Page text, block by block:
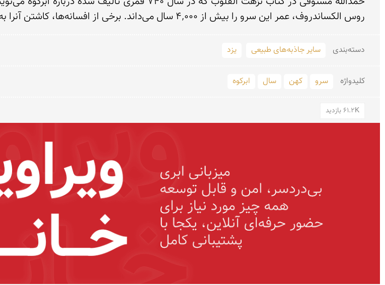
روس الکساندروف، عمر این سرو را بیش از ۴٬۰۰۰ سال می‌داند. برخی از افسانه‌ها، کاشتن آنرا به زرتشت نسبت می‌دهند و برخی نیز به یافث (پسر نوح).
دسته‌بندی سایر جاذبه‌های طبیعی یزد
کلید‌واژه سرو کهن سال ابرکوه
61.2K بازدید